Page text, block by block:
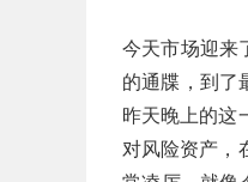
今天市场迎来
的通牒，到了
昨天晚上的这
对风险资产，